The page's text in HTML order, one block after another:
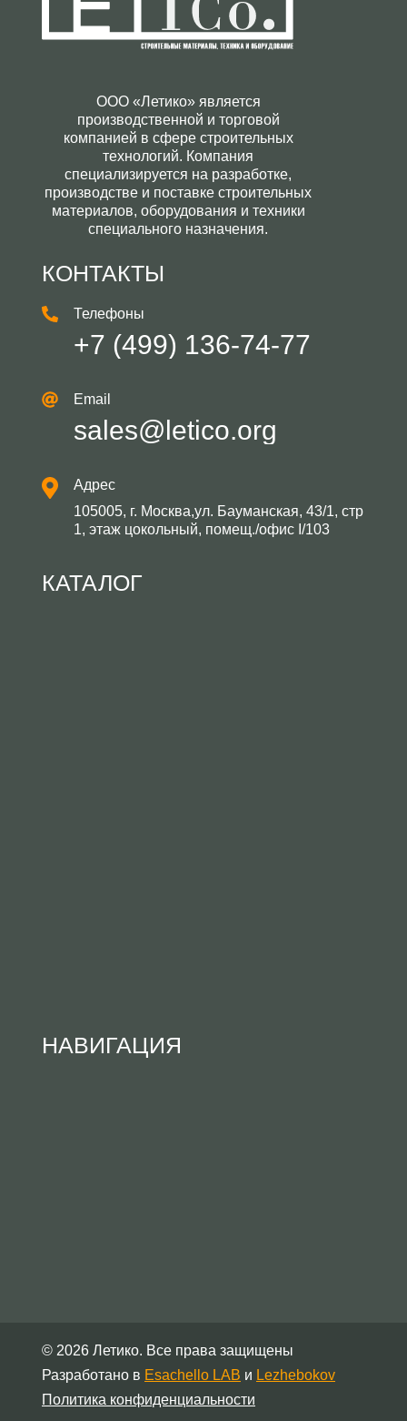
ООО «Летико» является
производственной и торговой
компанией в сфере строительных
технологий. Компания
специализируется на разработке,
производстве и поставке строительных
материалов, оборудования и техники
специального назначения.
КОНТАКТЫ
Телефоны
+7 (499) 136-74-77
Email
sales@letico.org
Адрес
105005, г. Москва,ул. Бауманская, 43/1, стр
1, этаж цокольный, помещ./офис I/103
КАТАЛОГ
НАВИГАЦИЯ
© 2026 Летико. Все права защищены
Разработано в Esachello LAB и Lezhebokov
Политика конфиденциальности